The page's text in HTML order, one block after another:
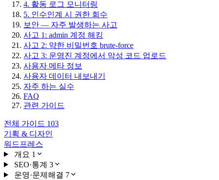
4. 활동 로그 모니터링
5. 인수인계 시 권한 회수
보안 — 자주 발생하는 사고
사고 1: admin 계정 해킹
사고 2: 약한 비밀번호 brute-force
사고 3: 운영진 계정에서 악성 코드 업로드
사용자 메타 정보
사용자 데이터 내보내기
자주 하는 실수
FAQ
관련 가이드
전체 가이드 103
기획 & 디자인
워드프레스
개요 1
SEO·통계 3
운영·문제해결 7